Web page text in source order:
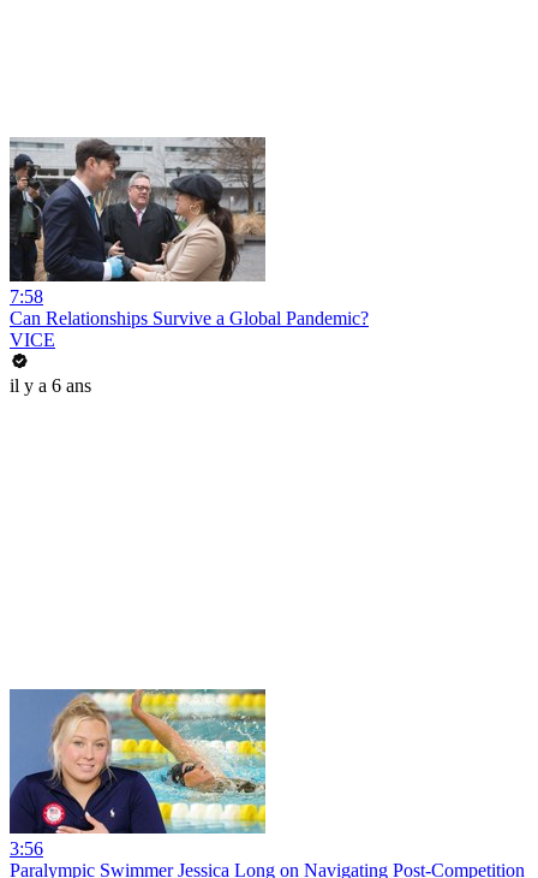
7:58
Can Relationships Survive a Global Pandemic?
VICE
il y a 6 ans
3:56
Paralympic Swimmer Jessica Long on Navigating Post-Competition